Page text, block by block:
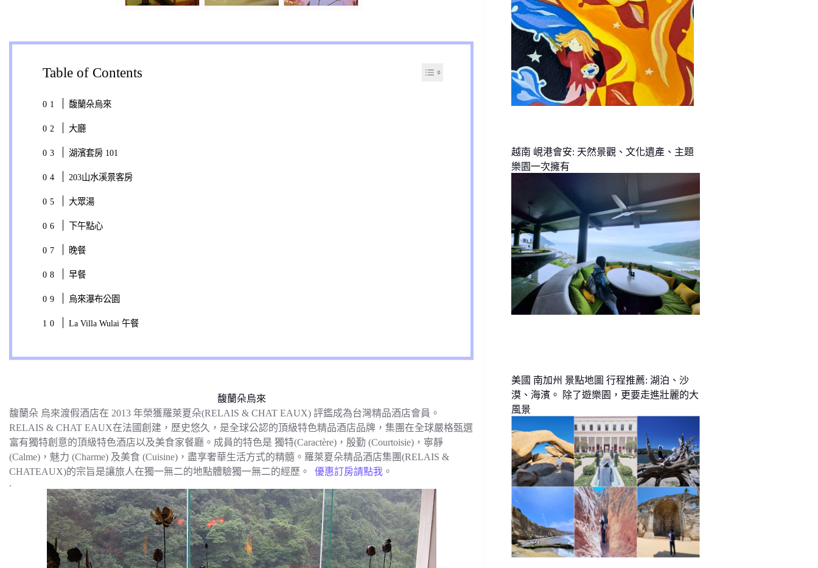
Table of Contents
馥蘭朵烏來
大廳
湖濱套房 101
203山水溪景客房
大眾湯
下午點心
晚餐
早餐
烏來瀑布公園
La Villa Wulai 午餐
馥蘭朵烏來
馥蘭朵 烏來渡假酒店在 2013 年榮獲羅萊夏朵(RELAIS & CHAT EAUX) 評鑑成為台灣精品酒店會員。
RELAIS & CHAT EAUX在法國創建，歷史悠久，是全球公認的頂級特色精品酒店品牌，集團在全球嚴格甄選
富有獨特創意的頂級特色酒店以及美食家餐廳。成員的特色是 獨特(Caractère)，殷勤 (Courtoisie)，寧靜
(Calme)，魅力 (Charme) 及美食 (Cuisine)，盡享奢華生活方式的精髓。羅萊夏朵精品酒店集團(RELAIS &
CHATEAUX)的宗旨是讓旅人在獨一無二的地點體驗獨一無二的經歷。 優惠訂房請點我 。
.
越南 峴港會安: 天然景觀、文化遺產、主題
樂園一次擁有
美國 南加州 景點地圖 行程推薦: 湖泊、沙
漠、海濱。 除了遊樂園，更要走進壯麗的大
風景